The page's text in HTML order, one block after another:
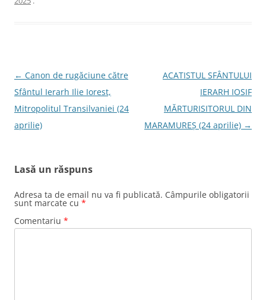
Navigare
în
articole
← Canon de rugăciune către
Sfântul Ierarh Ilie Iorest,
Mitropolitul Transilvaniei (24
aprilie)
ACATISTUL SFÂNTULUI
IERARH IOSIF
MĂRTURISITORUL DIN
MARAMUREȘ (24 aprilie) →
Lasă un răspuns
Adresa ta de email nu va fi publicată. Câmpurile obligatorii
sunt marcate cu *
Comentariu *